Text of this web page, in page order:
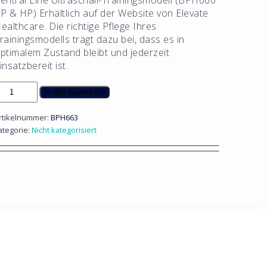
& HP) Erhältlich auf der Website von Elevate
Die richtige Pflege Ihres
trägt dazu bei, dass es in
Zustand bleibt und jederzeit
ist.
Zentraler
In den Warenkorb
BPH663
Nicht kategorisiert